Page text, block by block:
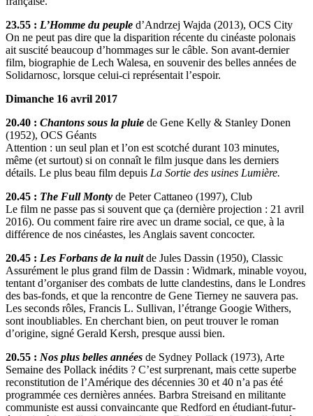
23.55 : L’Homme du peuple d’Andrzej Wajda (2013), OCS City
On ne peut pas dire que la disparition récente du cinéaste polonais
ait suscité beaucoup d’hommages sur le câble. Son avant-dernier
film, biographie de Lech Walesa, en souvenir des belles années de
Solidarnosc, lorsque celui-ci représentait l’espoir.
Dimanche 16 avril 2017
20.40 : Chantons sous la pluie de Gene Kelly & Stanley Donen
(1952), OCS Géants
Attention : un seul plan et l’on est scotché durant 103 minutes,
même (et surtout) si on connaît le film jusque dans les derniers
détails. Le plus beau film depuis La Sortie des usines Lumière.
20.45 : The Full Monty de Peter Cattaneo (1997), Club
Le film ne passe pas si souvent que ça (dernière projection : 21 avril
2016). Ou comment faire rire avec un drame social, ce que, à la
différence de nos cinéastes, les Anglais savent concocter.
20.45 : Les Forbans de la nuitde Jules Dassin (1950), Classic
Assurément le plus grand film de Dassin : Widmark, minable voyou,
tentant d’organiser des combats de lutte clandestins, dans le Londres
des bas-fonds, et que la rencontre de Gene Tierney ne sauvera pas.
Les seconds rôles, Francis L. Sullivan, l’étrange Googie Withers,
sont inoubliables. En cherchant bien, on peut trouver le roman
d’origine, signé Gerald Kersh, presque aussi bien.
20.55 : Nos plus belles années de Sydney Pollack (1973), Arte
Semaine des Pollack inédits ? C’est surprenant, mais cette superbe
reconstitution de l’Amérique des décennies 30 et 40 n’a pas été
programmée ces dernières années. Barbra Streisand en militante
communiste est aussi convaincante que Redford en étudiant-futur-